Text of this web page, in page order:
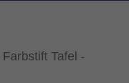
Tafel -